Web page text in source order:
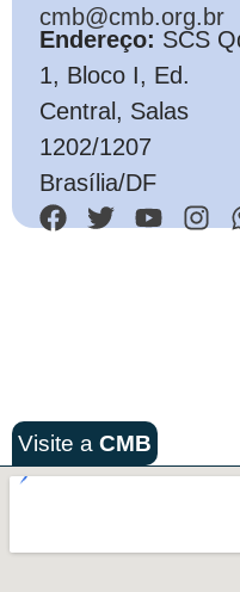
cmb@cmb.org.br
Endereço: SCS
1, Bloco I, Ed.
Central, Salas
1202/1207
Brasília/DF
Visite a CMB